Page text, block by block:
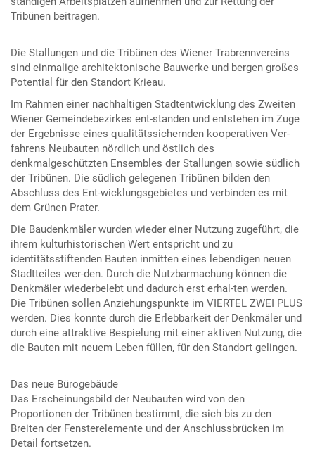
Tribünen beitragen.
Die Stallungen und die Tribünen des Wiener Trabrennvereins
sind einmalige architektonische Bauwerke und bergen großes
Potential für den Standort Krieau.
Im Rahmen einer nachhaltigen Stadtentwicklung des Zweiten
Wiener Gemeindebezirkes ent-standen und entstehen im Zuge
der Ergebnisse eines qualitätssichernden kooperativen Ver-
fahrens Neubauten nördlich und östlich des
denkmalgeschützten Ensembles der Stallungen sowie südlich
der Tribünen. Die südlich gelegenen Tribünen bilden den
Abschluss des Ent-wicklungsgebietes und verbinden es mit
dem Grünen Prater.
Die Baudenkmäler wurden wieder einer Nutzung zugeführt, die
ihrem kulturhistorischen Wert entspricht und zu
identitätsstiftenden Bauten inmitten eines lebendigen neuen
Stadtteiles wer-den. Durch die Nutzbarmachung können die
Denkmäler wiederbelebt und dadurch erst erhal-ten werden.
Die Tribünen sollen Anziehungspunkte im VIERTEL ZWEI PLUS
werden. Dies konnte durch die Erlebbarkeit der Denkmäler und
durch eine attraktive Bespielung mit einer aktiven Nutzung, die
die Bauten mit neuem Leben füllen, für den Standort gelingen.
Das neue Bürogebäude
Das Erscheinungsbild der Neubauten wird von den
Proportionen der Tribünen bestimmt, die sich bis zu den
Breiten der Fensterelemente und der Anschlussbrücken im
Detail fortsetzen.